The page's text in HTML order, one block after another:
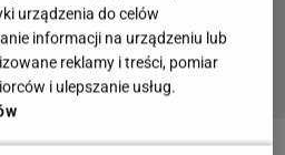
zajmą najmniej
urządzenia do celów
informacji na urządzeniu lub
reklamy i treści, pomiar
i ulepszanie usług.